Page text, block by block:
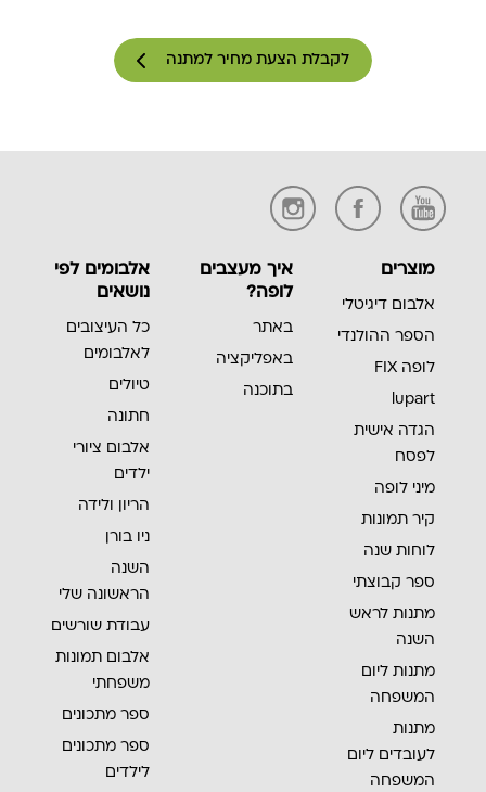
לקבלת הצעת מחיר למתנה
מוצרים
אלבום דיגיטלי
הספר ההולנדי
לופה FIX
lupart
הגדה אישית
לפסח
מיני לופה
קיר תמונות
לוחות שנה
ספר קבוצתי
מתנות לראש
השנה
מתנות ליום
המשפחה
מתנות
לעובדים ליום
המשפחה
איך מעצבים
לופה?
באתר
באפליקציה
בתוכנה
אלבומים לפי
נושאים
כל העיצובים
לאלבומים
טיולים
חתונה
אלבום ציורי
ילדים
הריון ולידה
ניו בורן
השנה
הראשונה שלי
עבודת שורשים
אלבום תמונות
משפחתי
ספר מתכונים
ספר מתכונים
לילדים